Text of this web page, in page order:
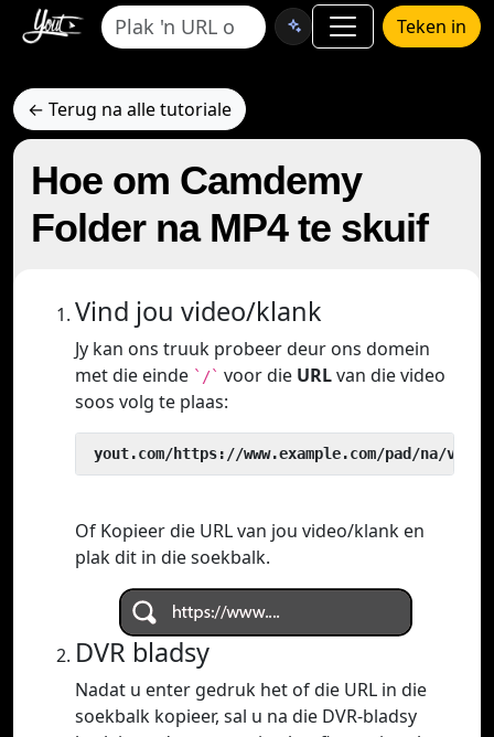
Teken in
← Terug na alle tutoriale
Hoe om Camdemy
Folder na MP4 te skuif
Vind jou video/klank
Jy kan ons truuk probeer deur ons domein
met die einde `/` voor die URLvan die video
soos volg te plaas:
yout.com/https://www.example.com/pad/na/video
Of Kopieer die URL van jou video/klank en
plak dit in die soekbalk.
DVR bladsy
Nadat u enter gedruk het of die URL in die
soekbalk kopieer, sal u na die DVR-bladsy